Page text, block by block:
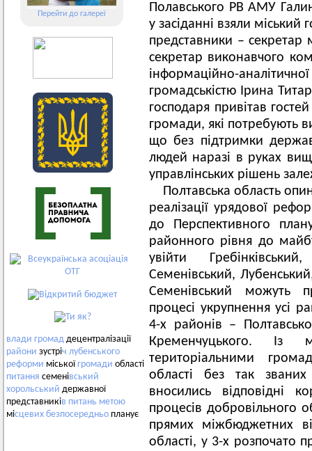
Перейти до галереї
влади громад децентралізації
райони зустріч лубенського
реформи міськоїгромади області
питання семенівський
хорольський державної
представників питань метою
місцевих безпосередньо планує
Полавського РВ АМУ
у засіданні взяли
представники – секретар
секретар виконавчого
інформаційно-
громадськістю Ірина
господаря привітав
громади, які потребують
що без підтримки
людей наразі в руках
управлінських рішень
Полтавська область
реалізації урядової
до Перспективного
районного рівня до
увійти
Семенівський,
Семенівський можуть
процесі укрупнення усі
4-х районів –
Кременчуцького. Із
територіальними
області без так
вносились відповідні
процесів добровільного
прямих міжбюджетних
області, у 3-х розпочато